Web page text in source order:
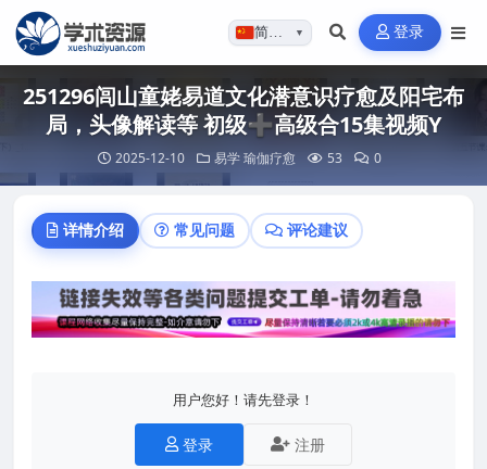
简体…▼ 登录
251296闾山童姥易道文化潜意识疗愈及阳宅布
局，头像解读等 初级➕高级合15集视频Y
2025-12-10 易学 瑜伽疗愈 53 0
详情介绍 常见问题 评论建议
用户您好！请先登录！
登录 注册